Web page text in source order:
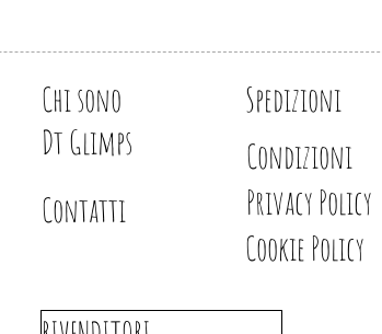
Chi sono
Dt Glimps
Contatti
Privacy Policy
Spedizioni
Condizioni
Cookie Policy